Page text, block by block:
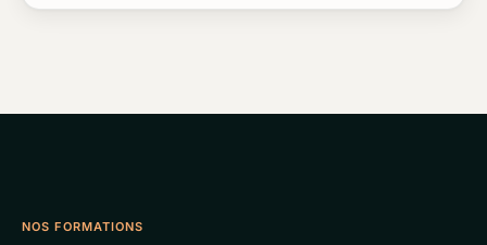
NOS FORMATIONS